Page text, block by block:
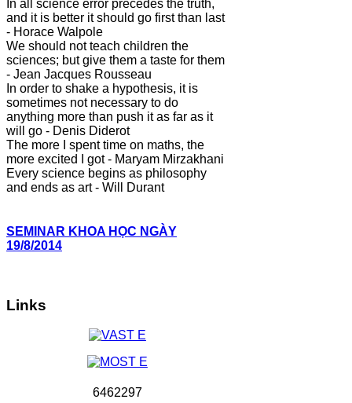
In all science error precedes the truth,
and it is better it should go first than last
- Horace Walpole
We should not teach children the
sciences; but give them a taste for them
- Jean Jacques Rousseau
In order to shake a hypothesis, it is
sometimes not necessary to do
anything more than push it as far as it
will go - Denis Diderot
The more I spent time on maths, the
more excited I got - Maryam Mirzakhani
Every science begins as philosophy
and ends as art - Will Durant
SEMINAR KHOA HỌC NGÀY
19/8/2014
Links
6462297